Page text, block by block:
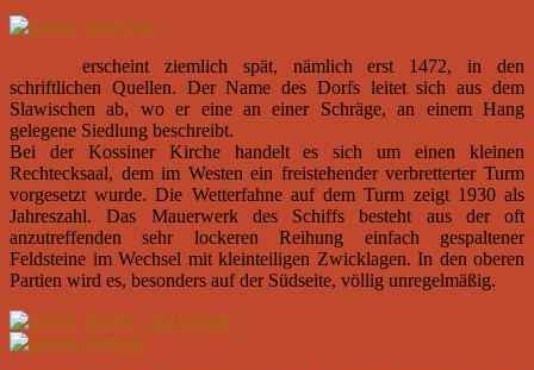
erscheint ziemlich spät, nämlich erst 1472, in den
schriftlichen Quellen. Der Name des Dorfs leitet sich aus dem
Slawischen ab, wo er eine an einer Schräge, an einem Hang
gelegene Siedlung beschreibt.
Bei der Kossiner Kirche handelt es sich um einen kleinen
Rechtecksaal, dem im Westen ein freistehender verbretterter Turm
vorgesetzt wurde. Die Wetterfahne auf dem Turm zeigt 1930 als
Jahreszahl. Das Mauerwerk des Schiffs besteht aus der oft
anzutreffenden sehr lockeren Reihung einfach gespaltener
Feldsteine im Wechsel mit kleinteiligen Zwicklagen. In den oberen
Partien wird es, besonders auf der Südseite, völlig unregelmäßig.